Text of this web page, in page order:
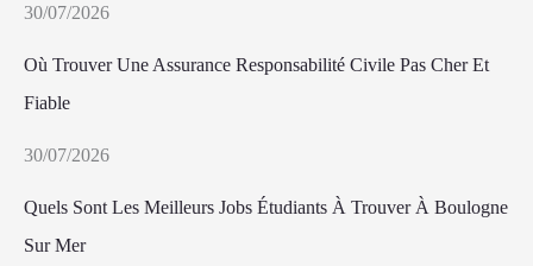
30/07/2026
Où Trouver Une Assurance Responsabilité Civile Pas Cher Et
Fiable
30/07/2026
Quels Sont Les Meilleurs Jobs Étudiants À Trouver À Boulogne
Sur Mer